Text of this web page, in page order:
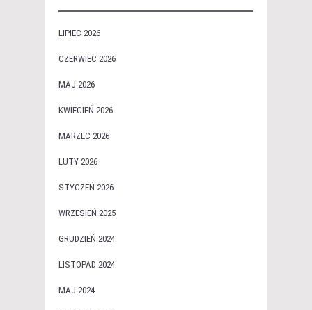
LIPIEC 2026
CZERWIEC 2026
MAJ 2026
KWIECIEŃ 2026
MARZEC 2026
LUTY 2026
STYCZEŃ 2026
WRZESIEŃ 2025
GRUDZIEŃ 2024
LISTOPAD 2024
MAJ 2024